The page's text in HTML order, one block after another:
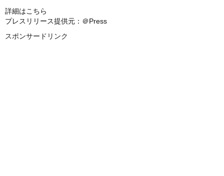
詳細はこちら
プレスリリース提供元：＠Press
スポンサードリンク